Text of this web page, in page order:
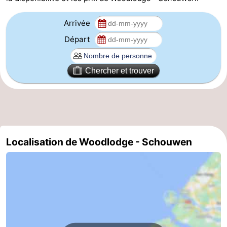
Sportive
Equitation
Observation
manger
Pratiques
-
Arrivée
Départ
Chercher et trouver
Localisation de Woodlodge - Schouwen